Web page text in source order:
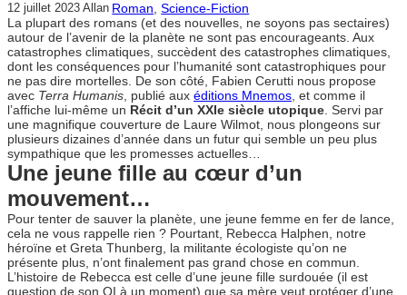
12 juillet 2023 Allan Roman, Science-Fiction
La plupart des romans (et des nouvelles, ne soyons pas sectaires)
autour de l’avenir de la planète ne sont pas encourageants. Aux
catastrophes climatiques, succèdent des catastrophes climatiques,
dont les conséquences pour l’humanité sont catastrophiques pour
ne pas dire mortelles. De son côté, Fabien Cerutti nous propose
avec Terra Humanis, publié aux éditions Mnemos, et comme il
l’affiche lui-même un Récit d’un XXIe siècle utopique. Servi par
une magnifique couverture de Laure Wilmot, nous plongeons sur
plusieurs dizaines d’année dans un futur qui semble un peu plus
sympathique que les promesses actuelles…
Une jeune fille au cœur d’un
mouvement…
Pour tenter de sauver la planète, une jeune femme en fer de lance,
cela ne vous rappelle rien ? Pourtant, Rebecca Halphen, notre
héroïne et Greta Thunberg, la militante écologiste qu’on ne
présente plus, n’ont finalement pas grand chose en commun.
L’histoire de Rebecca est celle d’une jeune fille surdouée (il est
question de son QI à un moment) que sa mère veut protéger d’une